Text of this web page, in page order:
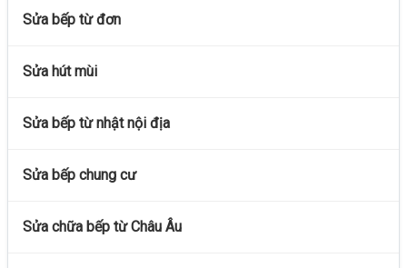
Sửa bếp từ đơn
Sửa hút mùi
Sửa bếp từ nhật nội địa
Sửa bếp chung cư
Sửa chữa bếp từ Châu Âu